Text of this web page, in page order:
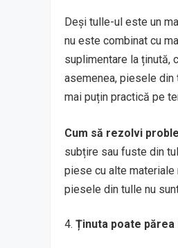
Deși tulle-ul este un
nu este combinat cu
suplimentare la ținută,
asemenea, piesele din
mai puțin practică pe
Cum să rezolvi
subțire sau fuste din
piese cu alte materiale
piesele din tulle nu
Ținuta poate